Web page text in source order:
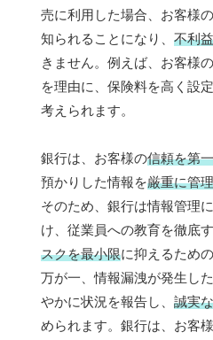
売に利用した場合、お客様
知られることになり、 不利
きません。例えば、お客様
を理由に、保険料を高く設
考えられます。
銀行は、お客様の信頼を第一
預かりした情報を厳重に管
そのため、銀行は情報管理
け、従業員への教育を徹底
スクを最小限に抑えるため
万が一、情報漏洩が発生し
やかに状況を報告し、 誠実
められます。銀行は、お客